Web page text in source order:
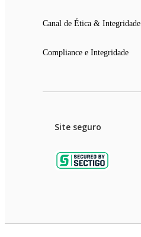
Canal de Ética & Integridade
Compliance e Integridade
Site seguro